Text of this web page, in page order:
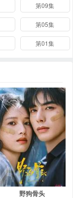
第09集
第05集
第01集
野狗骨头